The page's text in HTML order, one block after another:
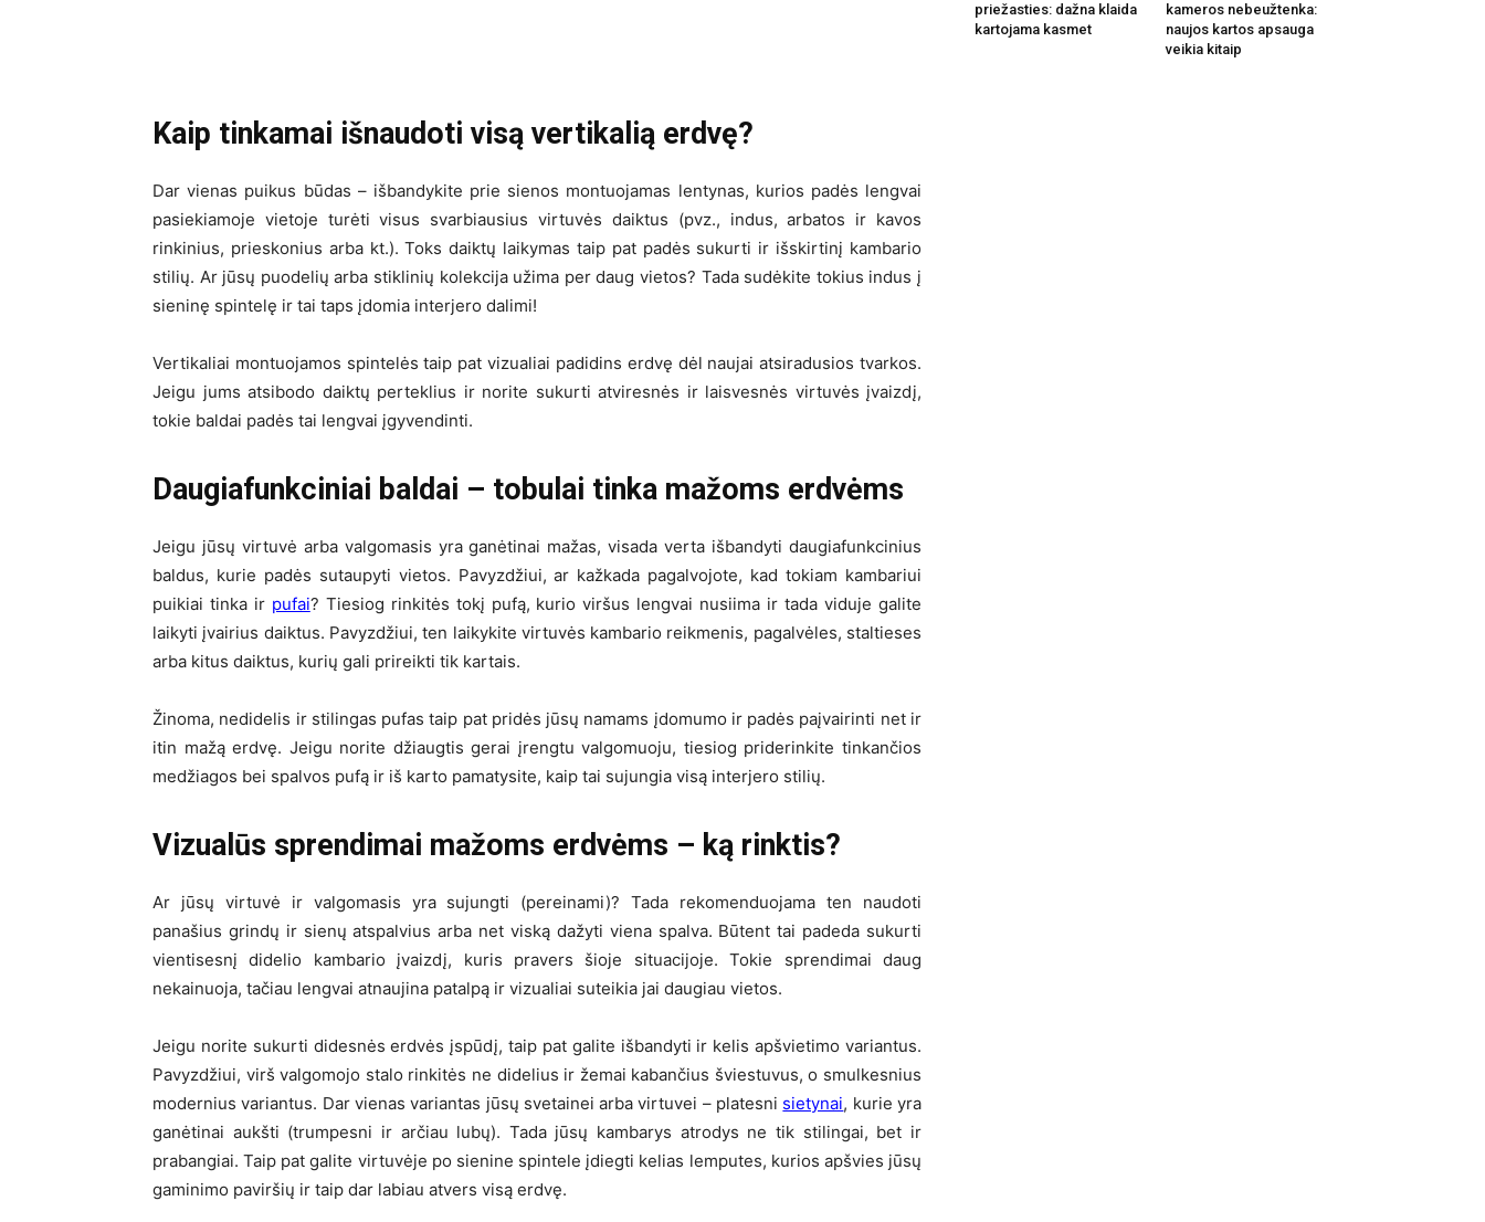
Kaip tinkamai išnaudoti visą vertikalią erdvę?
Dar vienas puikus būdas – išbandykite prie sienos montuojamas lentynas, kurios padės lengvai
pasiekiamoje vietoje turėti visus svarbiausius virtuvės daiktus (pvz., indus, arbatos ir kavos
rinkinius, prieskonius arba kt.). Toks daiktų laikymas taip pat padės sukurti ir išskirtinį kambario
stilių. Ar jūsų puodelių arba stiklinių kolekcija užima per daug vietos? Tada sudėkite tokius indus į
sieninę spintelę ir tai taps įdomia interjero dalimi!
Vertikaliai montuojamos spintelės taip pat vizualiai padidins erdvę dėl naujai atsiradusios tvarkos.
Jeigu jums atsibodo daiktų perteklius ir norite sukurti atviresnės ir laisvesnės virtuvės įvaizdį,
tokie baldai padės tai lengvai įgyvendinti.
Daugiafunkciniai baldai – tobulai tinka mažoms erdvėms
Jeigu jūsų virtuvė arba valgomasis yra ganėtinai mažas, visada verta išbandyti daugiafunkcinius
baldus, kurie padės sutaupyti vietos. Pavyzdžiui, ar kažkada pagalvojote, kad tokiam kambariui
puikiai tinka ir pufai? Tiesiog rinkitės tokį pufą, kurio viršus lengvai nusiima ir tada viduje galite
laikyti įvairius daiktus. Pavyzdžiui, ten laikykite virtuvės kambario reikmenis, pagalvėles, staltieses
arba kitus daiktus, kurių gali prireikti tik kartais.
Žinoma, nedidelis ir stilingas pufas taip pat pridės jūsų namams įdomumo ir padės paįvairinti net ir
itin mažą erdvę. Jeigu norite džiaugtis gerai įrengtu valgomuoju, tiesiog priderinkite tinkančios
medžiagos bei spalvos pufą ir iš karto pamatysite, kaip tai sujungia visą interjero stilių.
Vizualūs sprendimai mažoms erdvėms – ką rinktis?
Ar jūsų virtuvė ir valgomasis yra sujungti (pereinami)? Tada rekomenduojama ten naudoti
panašius grindų ir sienų atspalvius arba net viską dažyti viena spalva. Būtent tai padeda sukurti
vientisesnį didelio kambario įvaizdį, kuris pravers šioje situacijoje. Tokie sprendimai daug
nekainuoja, tačiau lengvai atnaujina patalpą ir vizualiai suteikia jai daugiau vietos.
Jeigu norite sukurti didesnės erdvės įspūdį, taip pat galite išbandyti ir kelis apšvietimo variantus.
Pavyzdžiui, virš valgomojo stalo rinkitės ne didelius ir žemai kabančius šviestuvus, o smulkesnius
modernius variantus. Dar vienas variantas jūsų svetainei arba virtuvei – platesni sietynai, kurie yra
ganėtinai aukšti (trumpesni ir arčiau lubų). Tada jūsų kambarys atrodys ne tik stilingai, bet ir
prabangiai. Taip pat galite virtuvėje po sienine spintele įdiegti kelias lemputes, kurios apšvies jūsų
gaminimo paviršių ir taip dar labiau atvers visą erdvę.
priežasties: dažna klaida
kartojama kasmet
kameros nebeužtenka:
naujos kartos apsauga
veikia kitaip